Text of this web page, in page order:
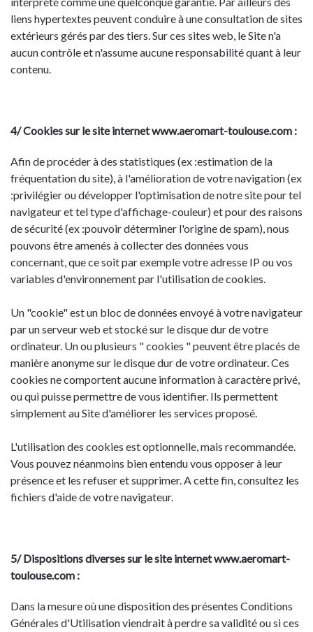
liens hypertextes peuvent conduire à une consultation de sites
extérieurs gérés par des tiers. Sur ces sites web, le Site n'a
aucun contrôle et n'assume aucune responsabilité quant à leur
contenu.
4/ Cookies sur le site internet www.aeromart-toulouse.com :
Afin de procéder à des statistiques (ex :estimation de la
fréquentation du site), à l'amélioration de votre navigation (ex
:privilégier ou développer l'optimisation de notre site pour tel
navigateur et tel type d'affichage-couleur) et pour des raisons
de sécurité (ex :pouvoir déterminer l'origine de spam), nous
pouvons être amenés à collecter des données vous
concernant, que ce soit par exemple votre adresse IP ou vos
variables d'environnement par l'utilisation de cookies.
Un "cookie" est un bloc de données envoyé à votre navigateur
par un serveur web et stocké sur le disque dur de votre
ordinateur. Un ou plusieurs " cookies " peuvent être placés de
manière anonyme sur le disque dur de votre ordinateur. Ces
cookies ne comportent aucune information à caractère privé,
ou qui puisse permettre de vous identifier. Ils permettent
simplement au Site d'améliorer les services proposé.
L'utilisation des cookies est optionnelle, mais recommandée.
Vous pouvez néanmoins bien entendu vous opposer à leur
présence et les refuser et supprimer. A cette fin, consultez les
fichiers d'aide de votre navigateur.
5/ Dispositions diverses sur le site internet www.aeromart-
toulouse.com :
Dans la mesure où une disposition des présentes Conditions
Générales d'Utilisation viendrait à perdre sa validité ou si ces